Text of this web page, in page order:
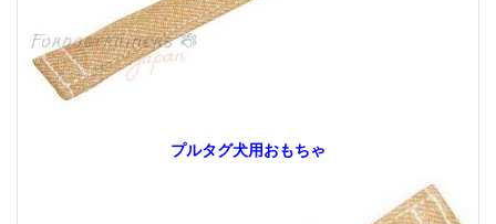
プルタグ犬用おもちゃ